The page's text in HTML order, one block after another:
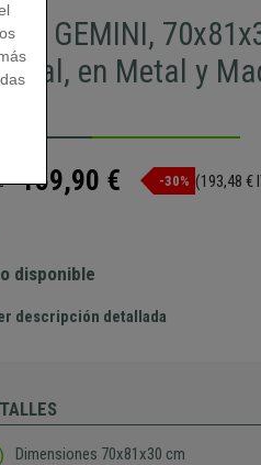
GEMINI,
en Metal y
159,90 € -30% (193,48 €
disponible
descripción detallada
Dimensiones 70x81x30 cm